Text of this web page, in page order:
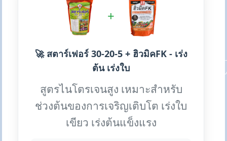
+
🚀 สตาร์เฟอร์ 30-20-5 + ฮิวมิคFK - เร่ง
ต้น เร่งใบ
สูตรไนโตรเจนสูง เหมาะสำหรับ
ช่วงต้นของการเจริญเติบโต เร่งใบ
เขียว เร่งต้นแข็งแรง